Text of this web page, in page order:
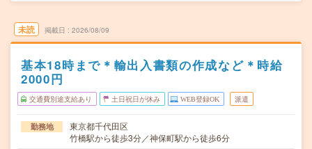
未読 掲載日 2026/08/09
基本18時まで＊輸出入書類の作成など＊時給
2000円
交通費別途支給あり 土日祝日が休み WEB登録OK 派遣
勤務地
東京都千代田区
竹橋駅から徒歩3分／神保町駅から徒歩6分